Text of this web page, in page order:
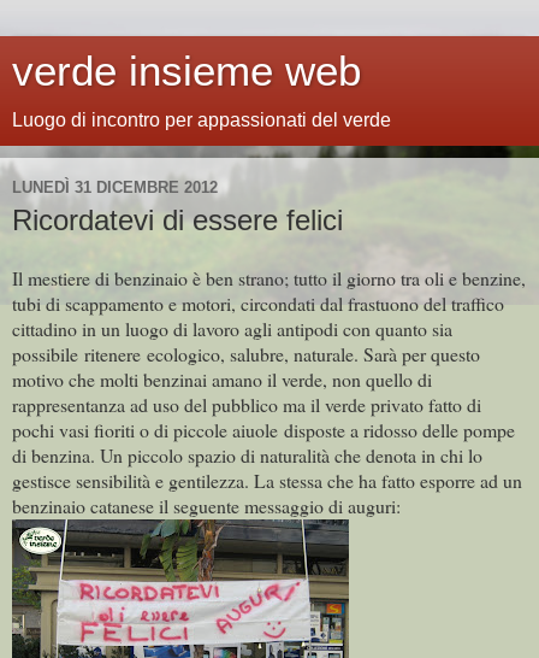
verde insieme web
Luogo di incontro per appassionati del verde
LUNEDÌ 31 DICEMBRE 2012
Ricordatevi di essere felici
Il mestiere di benzinaio è ben strano; tutto il giorno tra oli e benzine,
tubi di scappamento e motori, circondati dal frastuono del traffico
cittadino in un luogo di lavoro agli antipodi con quanto sia
possibile ritenere ecologico, salubre, naturale. Sarà per questo
motivo che molti benzinai amano il verde, non quello di
rappresentanza ad uso del pubblico ma il verde privato fatto di
pochi vasi fioriti o di piccole aiuole disposte a ridosso delle pompe
di benzina. Un piccolo spazio di naturalità che denota in chi lo
gestisce sensibilità e gentilezza. La stessa che ha fatto esporre ad un
benzinaio catanese il seguente messaggio di auguri: